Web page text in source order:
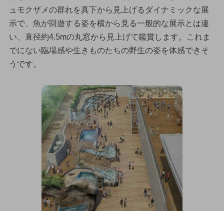
ュモクザメの群れを真下から見上げるダイナミックな展
示で、魚が回遊する姿を横から見る一般的な展示とは違
い、直径約4.5mの丸窓から見上げて鑑賞します。これま
でにない臨場感や生きものたちの野生の姿を体感できそ
うです。